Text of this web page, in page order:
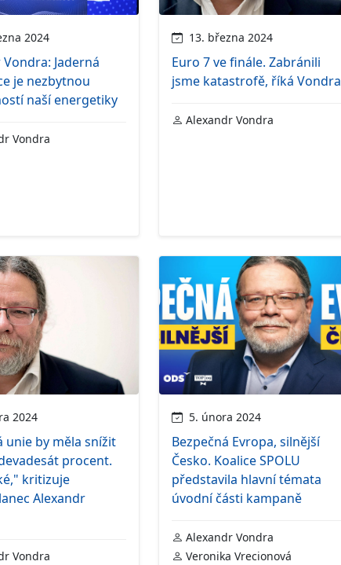
2024
Jaderná
je nezbytnou
naší energetiky
Vondra
13. března 2024
Euro 7 ve finále. Zabránili
jsme katastrofě, říká Vondra
Alexandr Vondra
2024
unie by měla snížit
procent.
kritizuje
Alexandr
Vondra
5. února 2024
Bezpečná Evropa, silnější
Česko. Koalice SPOLU
představila hlavní témata
úvodní části kampaně
Alexandr Vondra
Veronika Vrecionová